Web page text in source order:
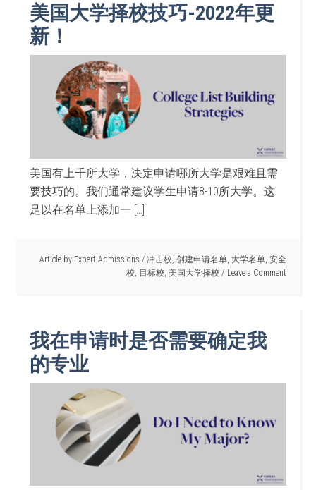
美国大学择校技巧-2022年更
新！
美国有上千所大学，决定申请哪所大学是艰难且需
要技巧的。我们通常建议学生申请8-10所大学。这
足以在名单上添加一 […]
Article by Expert Admissions / 冲击校, 创建申请名单, 大学名单, 安全
校, 目标校, 美国大学择校 Leave a Comment
我在申请时是否需要确定我
的专业